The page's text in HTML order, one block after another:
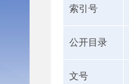
索引号
公开目录
文号